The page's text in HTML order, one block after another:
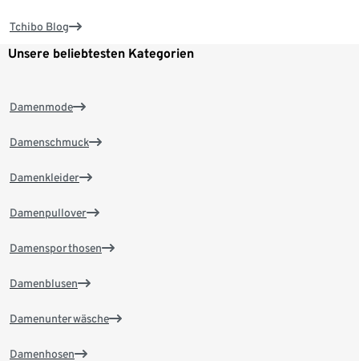
Tchibo Blog
Unsere beliebtesten Kategorien
Damenmode
Damenschmuck
Damenkleider
Damenpullover
Damensporthosen
Damenblusen
Damenunterwäsche
Damenhosen